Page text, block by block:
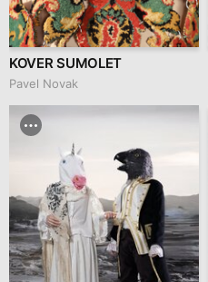
KOVER SUMOLET
Pavel Novak